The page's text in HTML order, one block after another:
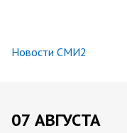
Новости СМИ2
07 АВГУСТА